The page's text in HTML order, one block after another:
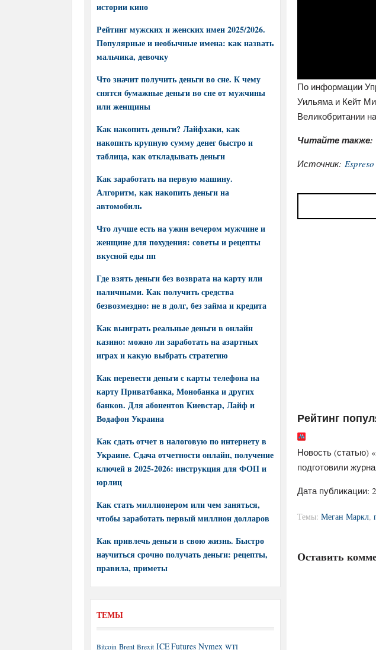
По информации
Уильяма и Кейт
Великобритании
Читайте также:
Источник: Espreso
Рейтинг
Новость (статью) «
подготовили
Дата публикации:
Темы: Меган Маркл,
Оставить
истории кино
Рейтинг мужских и женских имен 2025/2026.
Популярные и необычные имена: как назвать
мальчика, девочку
Что значит получить деньги во сне. К чему
снятся бумажные деньги во сне от мужчины
или женщины
Как накопить деньги? Лайфхаки, как
накопить крупную сумму денег быстро и
таблица, как откладывать деньги
Как заработать на первую машину.
Алгоритм, как накопить деньги на
автомобиль
Что лучше есть на ужин вечером мужчине и
женщине для похудения: советы и рецепты
вкусной еды пп
Где взять деньги без возврата на карту или
наличными. Как получить средства
безвозмездно: не в долг, без займа и кредита
Как выиграть реальные деньги в онлайн
казино: можно ли заработать на азартных
играх и какую выбрать стратегию
Как перевести деньги с карты телефона на
карту Приватбанка, Монобанка и других
банков. Для абонентов Киевстар, Лайф и
Водафон Украина
Как сдать отчет в налоговую по интернету в
Украине. Сдача отчетности онлайн, получение
ключей в 2025-2026: инструкция для ФОП и
юрлиц
Как стать миллионером или чем заняться,
чтобы заработать первый миллион долларов
Как привлечь деньги в свою жизнь. Быстро
научиться срочно получать деньги: рецепты,
правила, приметы
ТЕМЫ
Bitcoin Brent Brexit ICE Futures Nymex WTI